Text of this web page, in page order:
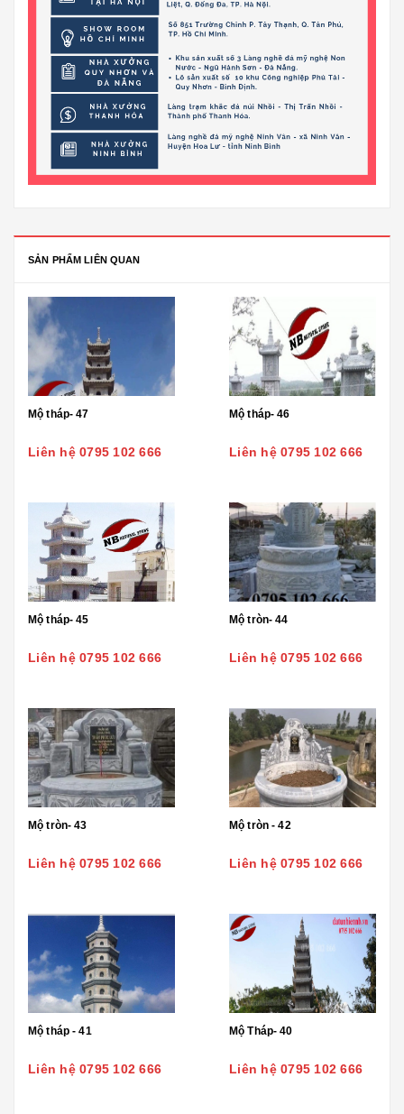
SẢN PHẨM LIÊN QUAN
Mộ tháp- 47
Liên hệ 0795 102 666
Mộ tháp- 46
Liên hệ 0795 102 666
Mộ tháp- 45
Liên hệ 0795 102 666
Mộ tròn- 44
Liên hệ 0795 102 666
Mộ tròn- 43
Liên hệ 0795 102 666
Mộ tròn - 42
Liên hệ 0795 102 666
Mộ tháp - 41
Liên hệ 0795 102 666
Mộ Tháp- 40
Liên hệ 0795 102 666